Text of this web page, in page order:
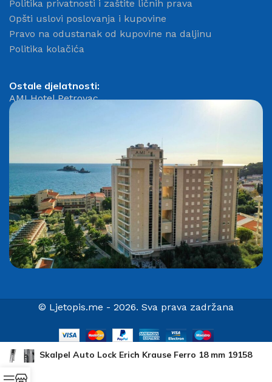
Politika privatnosti i zaštite ličnih prava
Opšti uslovi poslovanja i kupovine
Pravo na odustanak od kupovine na daljinu
Politika kolačića
Ostale djelatnosti:
AMI Hotel Petrovac
© Ljetopis.me - 2026. Sva prava zadržana
Skalpel Auto Lock Erich Krause Ferro 18 mm 19158